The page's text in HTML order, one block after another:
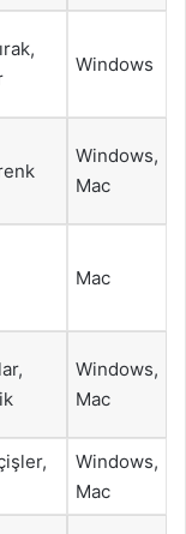
Windows
Windows,
Mac
Mac
Windows,
Mac
Windows,
Mac